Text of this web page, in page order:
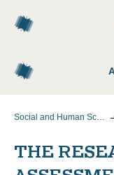
Social and Human Sciences
THE